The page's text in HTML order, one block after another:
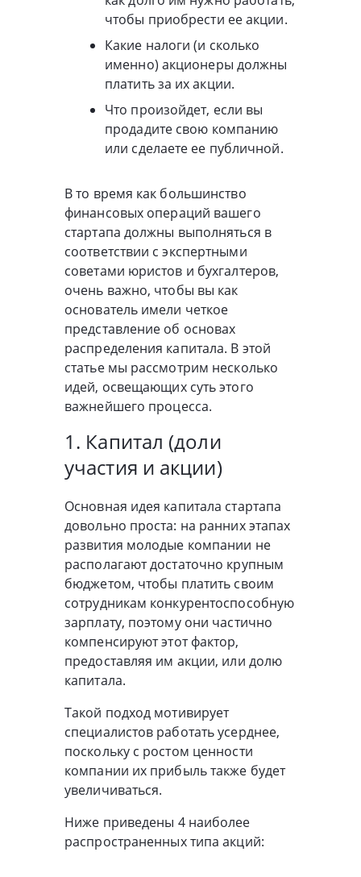
чтобы приобрести ее акции.
Какие налоги (и сколько
именно) акционеры должны
платить за их акции.
Что произойдет, если вы
продадите свою компанию
или сделаете ее публичной.
В то время как большинство
финансовых операций вашего
стартапа должны выполняться в
соответствии с экспертными
советами юристов и бухгалтеров,
очень важно, чтобы вы как
основатель имели четкое
представление об основах
распределения капитала. В этой
статье мы рассмотрим несколько
идей, освещающих суть этого
важнейшего процесса.
1. Капитал (доли
участия и акции)
Основная идея капитала стартапа
довольно проста: на ранних этапах
развития молодые компании не
располагают достаточно крупным
бюджетом, чтобы платить своим
сотрудникам конкурентоспособную
зарплату, поэтому они частично
компенсируют этот фактор,
предоставляя им акции, или долю
капитала.
Такой подход мотивирует
специалистов работать усерднее,
поскольку с ростом ценности
компании их прибыль также будет
увеличиваться.
Ниже приведены 4 наиболее
распространенных типа акций: